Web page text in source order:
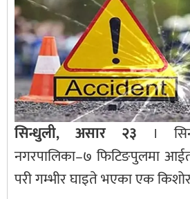
सिन्धुली, असार २३ ।
नगरपालिका–७ फिटिङपुलमा
परी गम्भीर घाइते भएका एक